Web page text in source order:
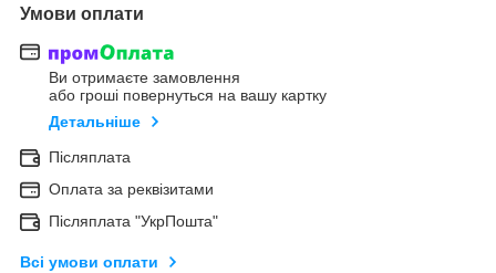
Умови оплати
Ви отримаєте замовлення
або гроші повернуться на вашу картку
Детальніше
Післяплата
Оплата за реквізитами
Післяплата "УкрПошта"
Всі умови оплати